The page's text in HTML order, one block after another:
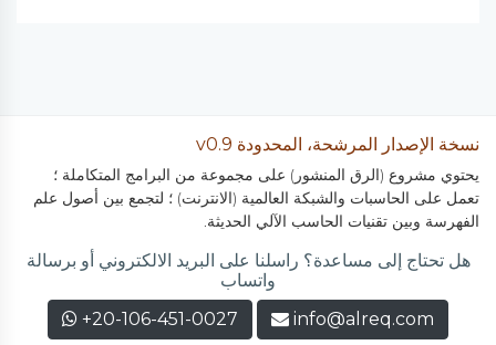
نسخة الإصدار المرشحة، المحدودة v0.9
يحتوي مشروع (الرق المنشور) على مجموعة من البرامج المتكاملة ؛
تعمل على الحاسبات والشبكة العالمية (الانترنت) ؛ لتجمع بين أصول علم
الفهرسة وبين تقنيات الحاسب الآلي الحديثة.
هل تحتاج إلى مساعدة؟ راسلنا على البريد الالكتروني أو برسالة
واتساب
info@alreq.com
+20-106-451-0027